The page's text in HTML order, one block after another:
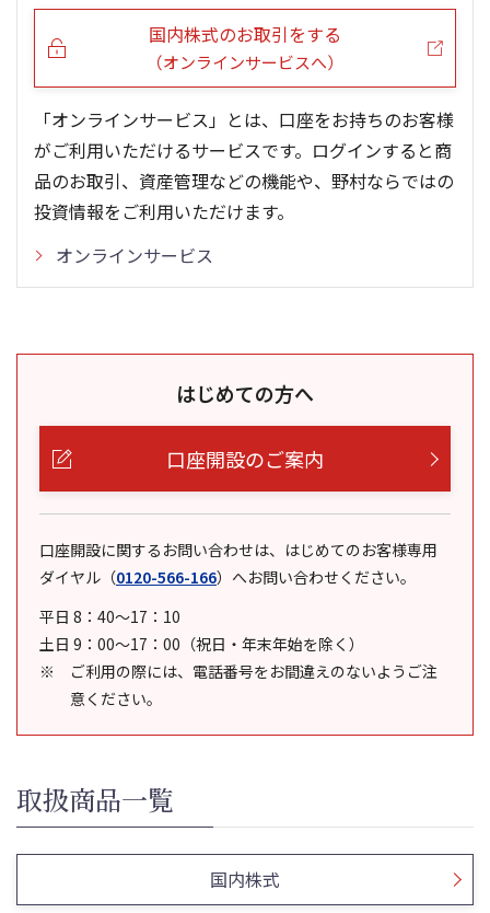
国内株式のお取引をする
（オンラインサービスへ）
「オンラインサービス」とは、口座をお持ちのお客様
がご利用いただけるサービスです。ログインすると商
品のお取引、資産管理などの機能や、野村ならではの
投資情報をご利用いただけます。
オンラインサービス
はじめての方へ
口座開設のご案内
口座開設に関するお問い合わせは、はじめてのお客様専用
ダイヤル （0120-566-166） へお問い合わせください。
平日 8：40～17：10
土日 9：00～17：00（祝日・年末年始を除く）
ご利用の際には、電話番号をお間違えのないようご注
意ください。
取扱商品一覧
国内株式